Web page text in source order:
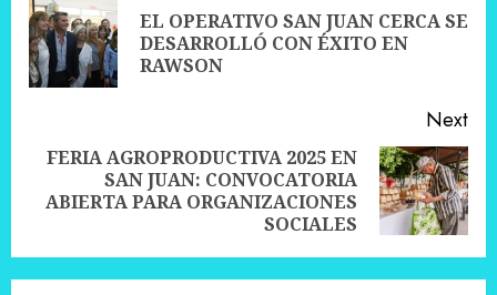
navigationEL OPERATIVO SAN JUAN CERCA SE
DESARROLLÓ CON ÉXITO EN
RAWSON
Next
post:
FERIA AGROPRODUCTIVA 2025 EN
SAN JUAN: CONVOCATORIA
ABIERTA PARA ORGANIZACIONES
SOCIALES